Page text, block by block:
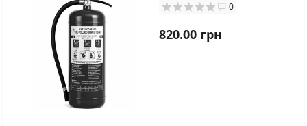
0
820.00 грн